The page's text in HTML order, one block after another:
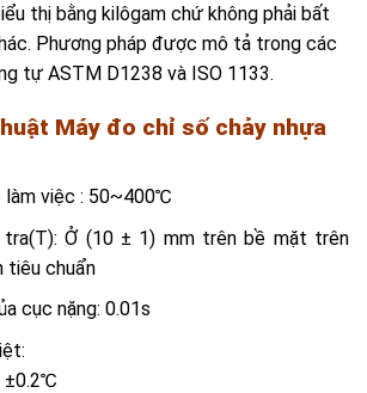
thị bằng kilôgam chứ không phải bất
Phương pháp được mô tả trong các
tự ASTM D1238 và ISO 1133.
Máy đo chỉ số chảy nhựa
làm việc : 50~400℃
Ở (10 ± 1) mm trên bề mặt trên
tiêu chuẩn
cục nặng: 0.01s
±0.2℃